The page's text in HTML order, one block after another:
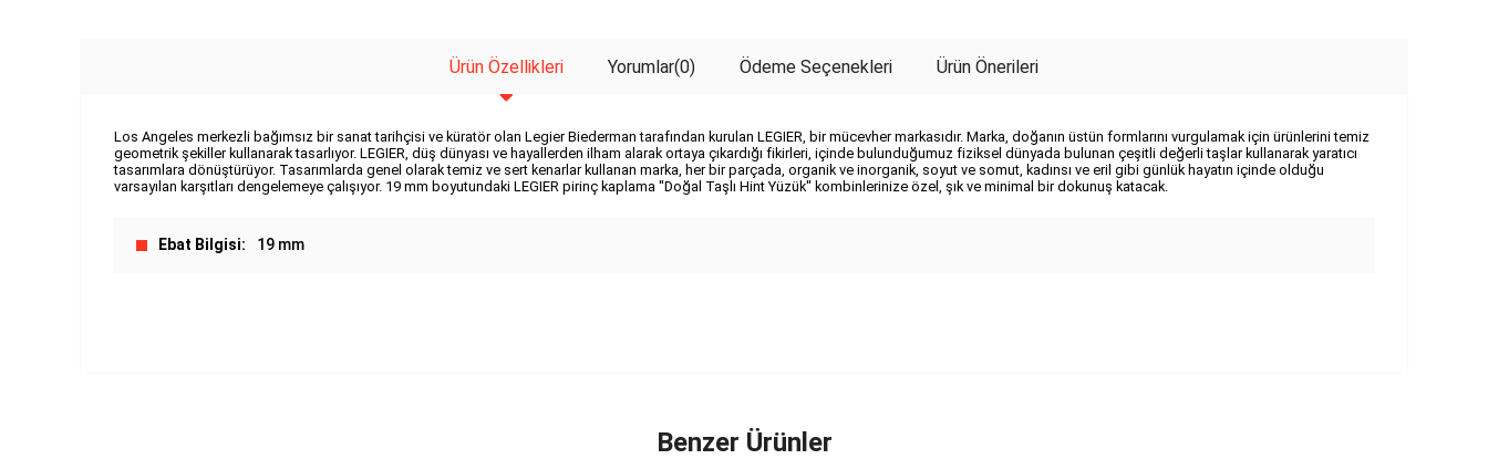
Ürün Özellikleri Yorumlar(0) Ödeme Seçenekleri Ürün Önerileri
Los Angeles merkezli bağımsız bir sanat tarihçisi ve küratör olan Legier Biederman tarafından kurulan LEGIER, bir mücevher markasıdır. Marka, doğanın üstün formlarını vurgulamak için ürünlerini temiz
geometrik şekiller kullanarak tasarlıyor. LEGIER, düş dünyası ve hayallerden ilham alarak ortaya çıkardığı fikirleri, içinde bulunduğumuz fiziksel dünyada bulunan çeşitli değerli taşlar kullanarak yaratıcı
tasarımlara dönüştürüyor. Tasarımlarda genel olarak temiz ve sert kenarlar kullanan marka, her bir parçada, organik ve inorganik, soyut ve somut, kadınsı ve eril gibi günlük hayatın içinde olduğu
varsayılan karşıtları dengelemeye çalışıyor. 19 mm boyutundaki LEGIER pirinç kaplama ''Doğal Taşlı Hint Yüzük'' kombinlerinize özel, şık ve minimal bir dokunuş katacak.
Ebat Bilgisi 19 mm
Benzer Ürünler